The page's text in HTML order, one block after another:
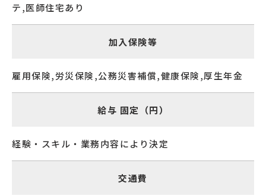
テ,医師住宅あり
加入保険等
雇用保険,労災保険,公務災害補償,健康保険,厚生年金
給与 固定（円）
経験・スキル・業務内容により決定
交通費